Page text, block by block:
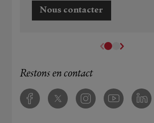
Nous contacter
Restons en contact
FacebookTwitter InstagramYoutube Linkedin